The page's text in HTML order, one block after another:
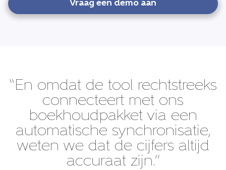
Vraag een demo aan
“En omdat de tool rechtstreeks
connecteert met ons
boekhoudpakket via een
automatische synchronisatie,
weten we dat de cijfers altijd
accuraat zijn.”